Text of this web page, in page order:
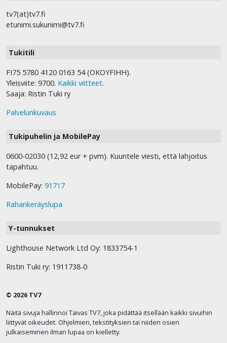
tv7(at)tv7.fi
etunimi.sukunimi@tv7.fi
Tukitili
FI75 5780 4120 0163 54 (OKOYFIHH).
Yleisviite: 9700. Kaikki viitteet.
Saaja: Ristin Tuki ry
Palvelunkuvaus
Tukipuhelin ja MobilePay
0600-02030 (12,92 eur + pvm). Kuuntele viesti, että lahjoitus
tapahtuu.
MobilePay: 91717
Rahankeräyslupa
Y-tunnukset
Lighthouse Network Ltd Oy: 1833754-1
Ristin Tuki ry: 1911738-0
© 2026 TV7
Näitä sivuja hallinnoi Taivas TV7, joka pidättää itsellään kaikki sivuihin
liittyvät oikeudet. Ohjelmien, tekstityksien tai niiden osien
julkaiseminen ilman lupaa on kielletty.